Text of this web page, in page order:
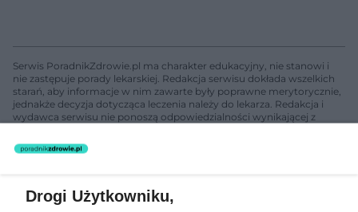
Serwis PoradnikZdrowie.pl ma charakter edukacyjny, nie stanowi i
nie zastępuje porady lekarskiej. Redakcja serwisu dokłada wszelkich
starań, aby informacje w nim zawarte były poprawne merytorycznie,
jednakże decyzja dotycząca leczenia należy do lekarza. Redakcja i
wydawca serwisu nie ponoszą odpowiedzialności wynikającej z
nie prowadzi działalności leczniczej polegającej na udzielaniu
świadczeń zdrowotnych w rozumieniu art. 3 ust 1 ustawy o
Drogi Użytkowniku,